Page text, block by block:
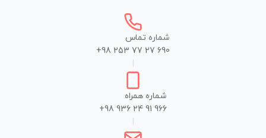
شماره تماس
+98 253 77 27 690
شماره همراه
+98 936 24 91 966